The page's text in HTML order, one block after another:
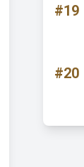
#19
#20